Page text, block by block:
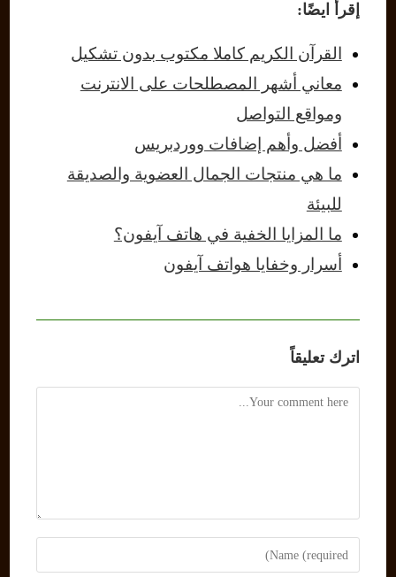
إقرأ ايضًا:
القرآن الكريم كاملا مكتوب بدون تشكيل
معاني أشهر المصطلحات على الانترنت
ومواقع التواصل
أفضل وأهم إضافات ووردبريس
ما هي منتجات الجمال العضوية والصديقة
للبيئة
ما المزايا الخفية في هاتف آيفون؟
أسرار وخفايا هواتف آيفون
اترك تعليقاً
Comment
Enter
your